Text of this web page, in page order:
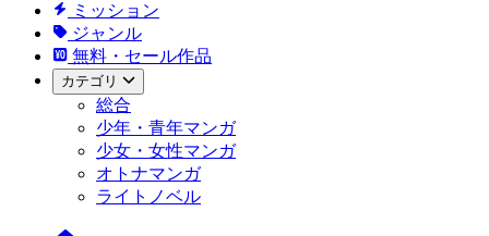
ミッション
ジャンル
無料・セール作品
カテゴリ
総合
少年・青年マンガ
少女・女性マンガ
オトナマンガ
ライトノベル